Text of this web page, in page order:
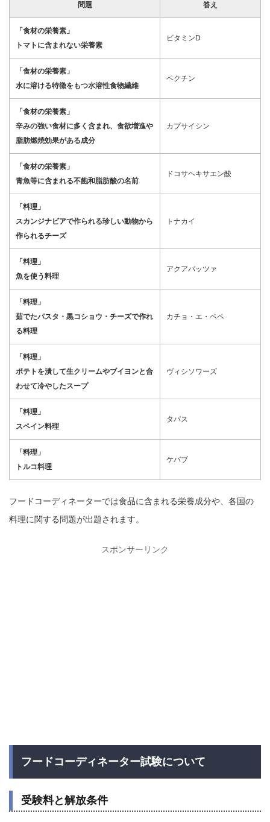
問題 答え
「食材の栄養素」
トマトに含まれない栄養素
ビタミンD
「食材の栄養素」
水に溶ける特徴をもつ水溶性食物繊維
ペクチン
「食材の栄養素」
辛みの強い食材に多く含まれ、食欲増進や
脂肪燃焼効果がある成分
カプサイシン
「食材の栄養素」
青魚等に含まれる不飽和脂肪酸の名前
ドコサヘキサエン酸
「料理」
スカンジナビアで作られる珍しい動物から
作られるチーズ
トナカイ
「料理」
魚を使う料理
アクアパッツァ
「料理」
茹でたパスタ・黒コショウ・チーズで作れ
る料理
カチョ・エ・ペペ
「料理」
ポテトを潰して生クリームやブイヨンと合
わせて冷やしたスープ
ヴィシソワーズ
「料理」
スペイン料理
タパス
「料理」
トルコ料理
ケバブ
フードコーディネーターでは食品に含まれる栄養成分や、各国の
料理に関する問題が出題されます。
スポンサーリンク
フードコーディネーター試験について
受験料と解放条件